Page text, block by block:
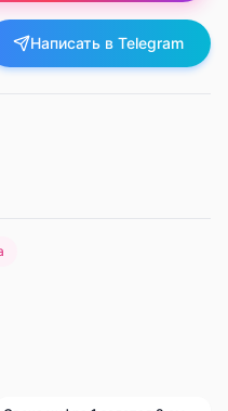
Написать в Telegram